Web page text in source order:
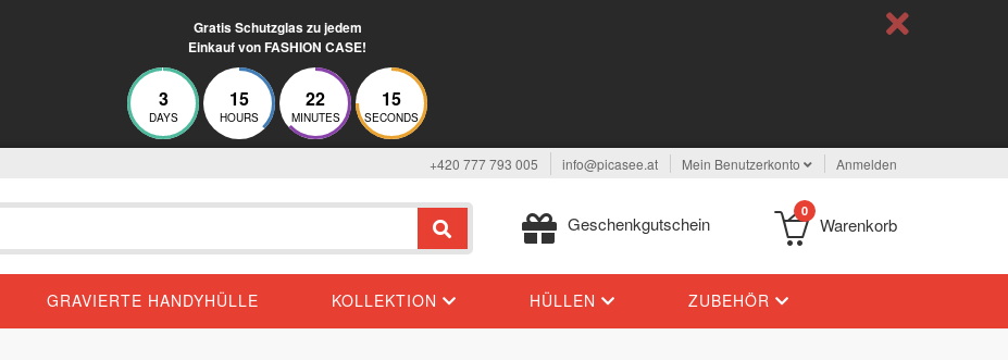
Gratis Schutzglas zu jedem
Einkauf von FASHION CASE!
3
DAYS
15
HOURS
22
MINUTES
15
SECONDS
+420 777 793 005 info@picasee.at Mein Benutzerkonto Anmelden
Geschenkgutschein
0
Warenkorb
GRAVIERTE HANDYHÜLLE KOLLEKTION HÜLLEN ZUBEHÖR